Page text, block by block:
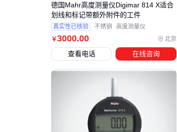
￥3000.00 北京
德国Mahr高度测量仪Digimar 814 X适合
划线和标记带额外附件的工件
真实性已核验 不锈钢 高度测量仪
查看电话 在线咨询